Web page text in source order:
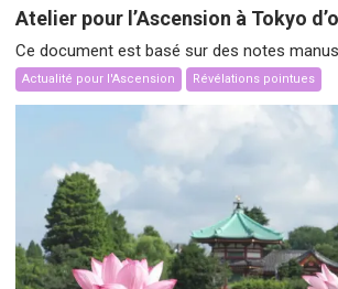
Atelier pour l’Ascension à Tokyo
Ce document est basé sur des notes
Actualité pour l'Ascension Révélations pointues